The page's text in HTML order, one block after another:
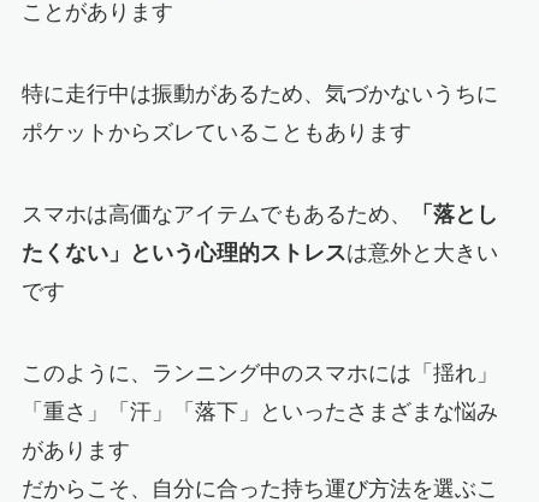
ことがあります
特に走行中は振動があるため、気づかないうちに
ポケットからズレていることもあります
スマホは高価なアイテムでもあるため、
「落とし
たくない」という心理的ストレスは意外と大きい
です
このように、ランニング中のスマホには「揺れ」
「重さ」「汗」「落下」といったさまざまな悩み
があります
だからこそ、自分に合った持ち運び方法を選ぶこ